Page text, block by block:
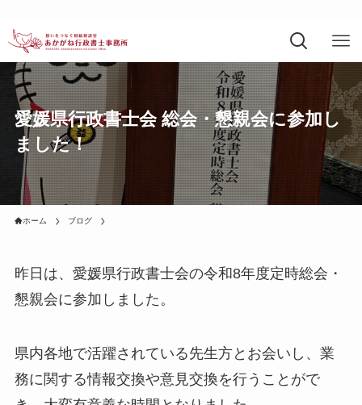
愛媛県行政書士会 総会・懇親会に参加し
ました！
ホーム ブログ
昨日は、愛媛県行政書士会の令和8年度定時総会・
懇親会に参加しました。
県内各地で活躍されている先生方とお会いし、業
務に関する情報交換や意見交換を行うことがで